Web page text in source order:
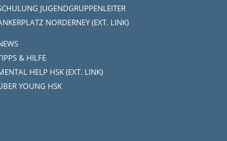
JUGENDGRUPPENLEITER
NORDERNEY (EXT. LINK)
& HILFE
HELP HSK (EXT. LINK)
YOUNG HSK